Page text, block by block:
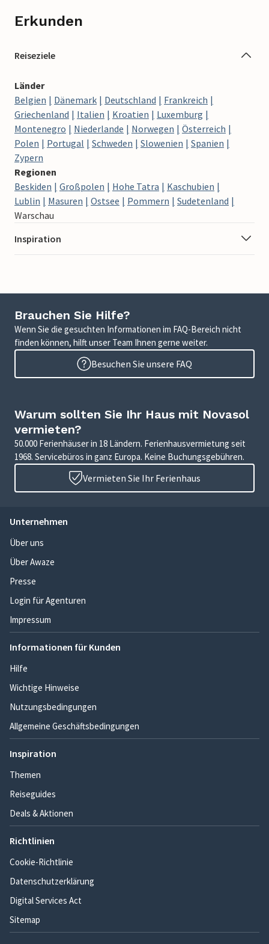
Erkunden
Reiseziele
Länder
Belgien
Dänemark Deutschland
Frankreich
Griechenland
Italien Kroatien
Luxemburg
Montenegro
Niederlande Norwegen
Österreich
Polen
Portugal Schweden Slowenien
Spanien
Zypern
Regionen
Beskiden
Großpolen Hohe Tatra
Kaschubien
Lublin
Masuren Ostsee Pommern
Sudetenland
Warschau
Inspiration
Brauchen Sie Hilfe?
Wenn Sie die gesuchten Informationen im FAQ-Bereich nicht
finden können, hilft unser Team Ihnen gerne weiter.
Besuchen Sie unsere FAQ
Warum sollten Sie Ihr Haus mit Novasol
vermieten?
50.000 Ferienhäuser in 18 Ländern. Ferienhausvermietung seit
1968. Servicebüros in ganz Europa. Keine Buchungsgebühren.
Vermieten Sie Ihr Ferienhaus
Unternehmen
Über uns
Über Awaze
Presse
Login für Agenturen
Impressum
Informationen für Kunden
Hilfe
Wichtige Hinweise
Nutzungsbedingungen
Allgemeine Geschäftsbedingungen
Inspiration
Themen
Reiseguides
Deals & Aktionen
Richtlinien
Cookie-Richtlinie
Datenschutzerklärung
Digital Services Act
Sitemap